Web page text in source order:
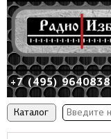
Каталог
+7 (495) 9640838